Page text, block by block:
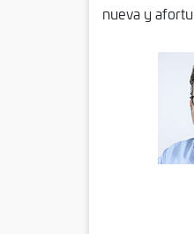
nueva y